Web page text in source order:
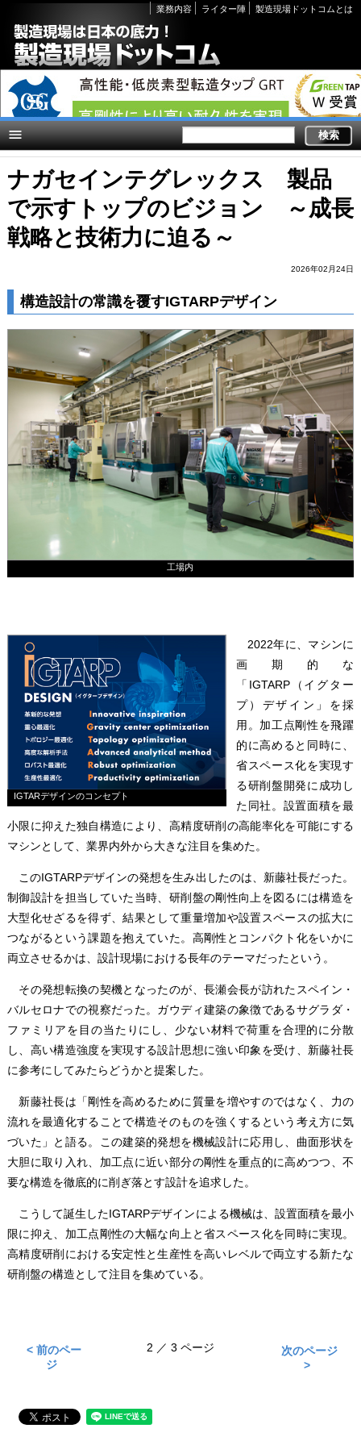
Secondary
links
業務内容 ライター陣 製造現場ドットコムとは
ナガセインテグレックス 製品
で示すトップのビジョン ～成長
戦略と技術力に迫る～
2026年02月24日
構造設計の常識を覆すIGTARPデザイン
工場内
IGTARデザインのコンセプト
2022年に、マシンに
画期的な
「IGTARP（イグター
プ）デザイン」を採
用。加工点剛性を飛躍
的に高めると同時に、
省スペース化を実現す
る研削盤開発に成功し
た同社。設置面積を最
小限に抑えた独自構造により、高精度研削の高能率化を可能にする
マシンとして、業界内外から大きな注目を集めた。
このIGTARPデザインの発想を生み出したのは、新藤社長だった。
制御設計を担当していた当時、研削盤の剛性向上を図るには構造を
大型化せざるを得ず、結果として重量増加や設置スペースの拡大に
つながるという課題を抱えていた。高剛性とコンパクト化をいかに
両立させるかは、設計現場における長年のテーマだったという。
その発想転換の契機となったのが、長瀬会長が訪れたスペイン・
バルセロナでの視察だった。ガウディ建築の象徴であるサグラダ・
ファミリアを目の当たりにし、少ない材料で荷重を合理的に分散
し、高い構造強度を実現する設計思想に強い印象を受け、新藤社長
に参考にしてみたらどうかと提案した。
新藤社長は「剛性を高めるために質量を増やすのではなく、力の
流れを最適化することで構造そのものを強くするという考え方に気
づいた」と語る。この建築的発想を機械設計に応用し、曲面形状を
大胆に取り入れ、加工点に近い部分の剛性を重点的に高めつつ、不
要な構造を徹底的に削ぎ落とす設計を追求した。
こうして誕生したIGTARPデザインによる機械は、設置面積を最小
限に抑え、加工点剛性の大幅な向上と省スペース化を同時に実現。
高精度研削における安定性と生産性を高いレベルで両立する新たな
研削盤の構造として注目を集めている。
< 前のペー
ジ
2 ／ 3 ページ
次のページ
>